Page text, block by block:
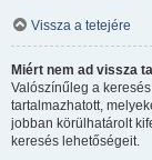
Vissza a tetejére
Miért nem ad vissza
Valószínűleg a
tartalmazhatott,
jobban körülhatárolt
keresés lehetőségeit.